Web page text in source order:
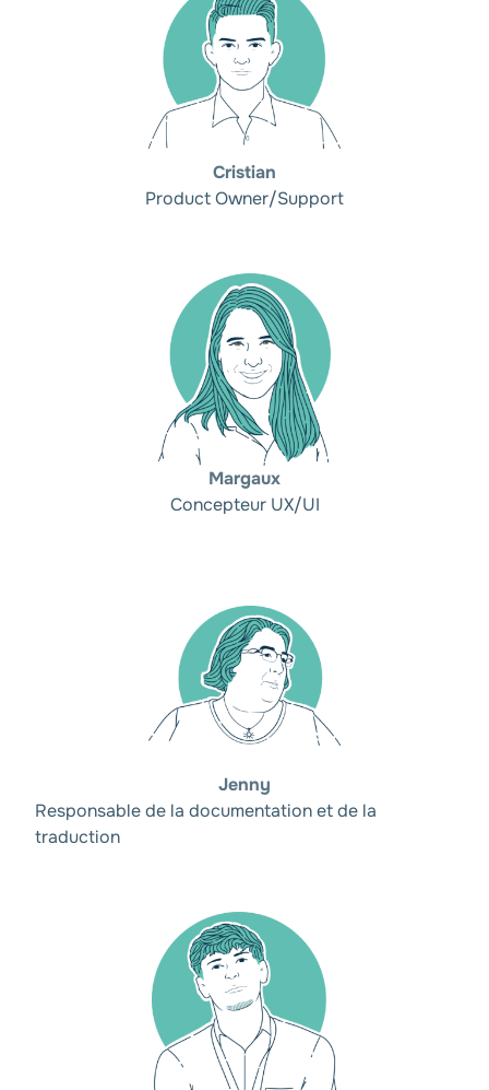
Cristian
Product Owner/Support
Margaux
Concepteur UX/UI
Jenny
Responsable de la documentation et de la
traduction